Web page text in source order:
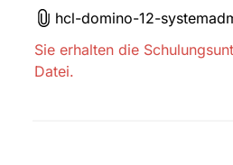
hcl-domino-12-
Sie erhalten die
Datei.